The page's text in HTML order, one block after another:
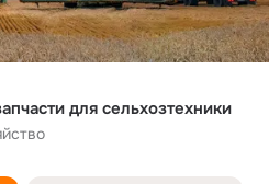
для сельхозтехники